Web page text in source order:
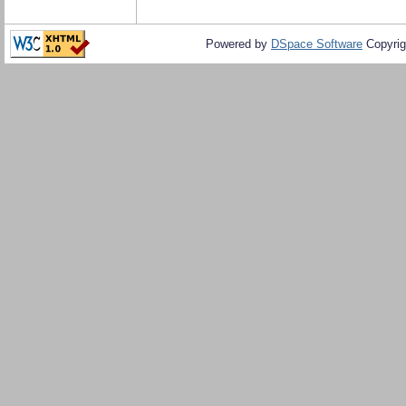
Powered by DSpace Software